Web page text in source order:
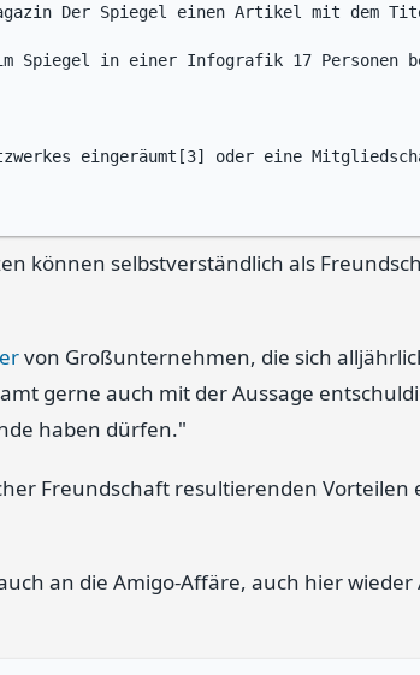
Der Spiegel einen Artikel mit dem
Spiegel in einer Infografik 17 Personen
eingeräumt[3] oder eine
können selbstverständlich als
von Großunternehmen, die sich
gerne auch mit der Aussage
haben dürfen."
Freundschaft resultierenden Vorteilen
an die Amigo-Affäre, auch hier wieder